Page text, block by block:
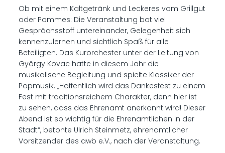
Ob mit einem Kaltgetränk und Leckeres vom Grillgut
oder Pommes: Die Veranstaltung bot viel
Gesprächsstoff untereinander, Gelegenheit sich
kennenzulernen und sichtlich Spaß für alle
Beteiligten. Das Kurorchester unter der Leitung von
György Kovac hatte in diesem Jahr die
musikalische Begleitung und spielte Klassiker der
Popmusik. „Hoffentlich wird das Dankesfest zu einem
Fest mit traditionsreichem Charakter, denn hier ist
zu sehen, dass das Ehrenamt anerkannt wird! Dieser
Abend ist so wichtig für die Ehrenamtlichen in der
Stadt“, betonte Ulrich Steinmetz, ehrenamtlicher
Vorsitzender des awb e.V., nach der Veranstaltung.